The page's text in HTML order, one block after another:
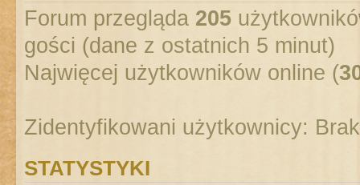
Forum przegląda 205
gości (dane z ostatnich 5 minut)
Najwięcej użytkowników online (
Zidentyfikowani użytkownicy:
STATYSTYKI